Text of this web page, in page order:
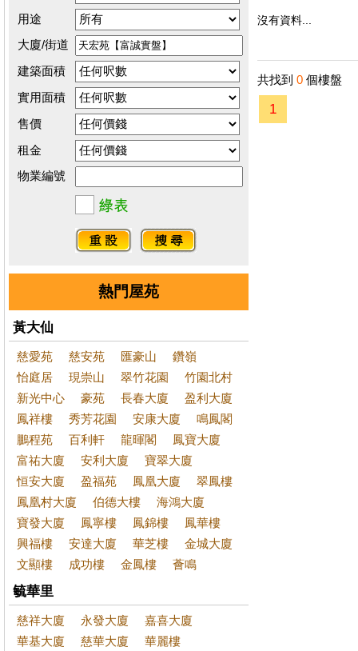
用途
大廈/街道
建築面積
實用面積
售價
租金
物業編號
熱門屋苑
黃大仙
慈愛苑 慈安苑 匯豪山
鑽嶺
怡庭居
現崇山 翠竹花園
竹園北村
新光中心
豪苑 長春大廈
盈利大廈
鳳祥樓
秀芳花園 安康大廈
鳴鳳閣
鵬程苑
百利軒 龍暉閣
鳳寶大廈
富祐大廈
安利大廈
寶翠大廈
恒安大廈
盈福苑 鳳凰大廈
翠鳳樓
鳳凰村大廈
伯德大樓
海鴻大廈
寶發大廈
鳳寧樓 鳳錦樓
鳳華樓
興福樓
安達大廈 華芝樓
金城大廈
文顯樓
成功樓 金鳳樓 薈鳴
毓華里
慈祥大廈 永發大廈
嘉喜大廈
華基大廈
慈華大廈
華麗樓
沒有資料...
共找到 0 個樓盤
1